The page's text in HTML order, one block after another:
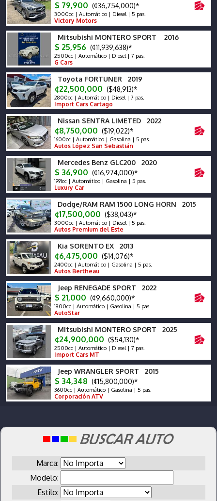
$ 79,900 (¢36,754,000)*
3000cc | Automático | Diesel | 5 pas.
Victory Motors
Mitsubishi MONTERO SPORT 2016
$ 25,956 (¢11,939,638)*
2500cc | Automático | Diesel | 7 pas.
G Cars
Toyota FORTUNER 2019
¢22,500,000 ($48,913)*
2800cc | Automático | Diesel | 7 pas.
Import Cars Cartago
Nissan SENTRA LIMETED 2022
¢8,750,000 ($19,022)*
1600cc | Automático | Gasolina | 5 pas.
Autos López San Sebastián
Mercedes Benz GLC200 2020
$ 36,900 (¢16,974,000)*
1991cc | Automático | Gasolina | 5 pas.
Luxury Car
Dodge/RAM RAM 1500 LONG HORN 2015
¢17,500,000 ($38,043)*
3000cc | Automático | Diesel | 5 pas.
Autos Premium del Este
Kia SORENTO EX 2013
¢6,475,000 ($14,076)*
2400cc | Automático | Gasolina | 5 pas.
Autos Bertheau
Jeep RENEGADE SPORT 2022
$ 21,000 (¢9,660,000)*
1800cc | Automático | Gasolina | 5 pas.
AutoStar
Mitsubishi MONTERO SPORT 2025
¢24,900,000 ($54,130)*
2500cc | Automático | Diesel | 7 pas.
Import Cars MT
Jeep WRANGLER SPORT 2015
$ 34,348 (¢15,800,000)*
3600cc | Automático | Gasolina | 5 pas.
Corporación ATV
Marca:
Modelo:
Estilo: